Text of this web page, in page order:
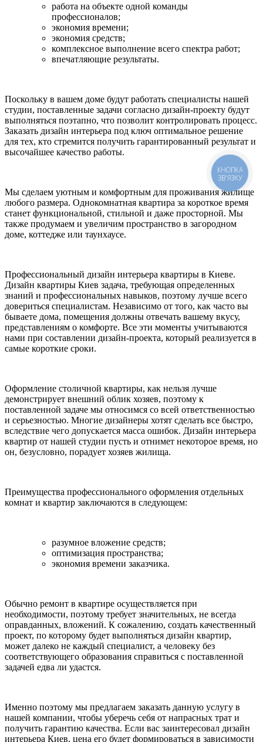
работа на объекте одной команды
профессионалов;
экономия времени;
экономия средств;
комплексное выполнение всего спектра работ;
впечатляющие результаты.
Поскольку в вашем доме будут работать специалисты нашей
студии, поставленные задачи согласно дизайн-проекту будут
выполняться поэтапно, что позволит контролировать процесс.
Заказать дизайн интерьера под ключ оптимальное решение
для тех, кто стремится получить гарантированный результат и
высочайшее качество работы.
Мы сделаем уютным и комфортным для проживания жилище
любого размера. Однокомнатная квартира за короткое время
станет функциональной, стильной и даже просторной. Мы
также продумаем и увеличим пространство в загородном
доме, коттедже или таунхаусе.
Профессиональный дизайн интерьера квартиры в Киеве.
Дизайн квартиры Киев задача, требующая определенных
знаний и профессиональных навыков, поэтому лучше всего
довериться специалистам. Независимо от того, как часто вы
бываете дома, помещения должны отвечать вашему вкусу,
представлениям о комфорте. Все эти моменты учитываются
нами при составлении дизайн-проекта, который реализуется в
самые короткие сроки.
Оформление столичной квартиры, как нельзя лучше
демонстрирует внешний облик хозяев, поэтому к
поставленной задаче мы относимся со всей ответственностью
и серьезностью. Многие дизайнеры хотят сделать все быстро,
вследствие чего допускается масса ошибок. Дизайн интерьера
квартир от нашей студии пусть и отнимет некоторое время, но
он, безусловно, порадует хозяев жилища.
Преимущества профессионального оформления отдельных
комнат и квартир заключаются в следующем:
разумное вложение средств;
оптимизация пространства;
экономия времени заказчика.
Обычно ремонт в квартире осуществляется при
необходимости, поэтому требует значительных, не всегда
оправданных, вложений. К сожалению, создать качественный
проект, по которому будет выполняться дизайн квартир,
может далеко не каждый специалист, а человеку без
соответствующего образования справиться с поставленной
задачей едва ли удастся.
Именно поэтому мы предлагаем заказать данную услугу в
нашей компании, чтобы уберечь себя от напрасных трат и
получить гарантию качества. Если вас заинтересовал дизайн
интерьера Киев, цена его будет формироваться в зависимости